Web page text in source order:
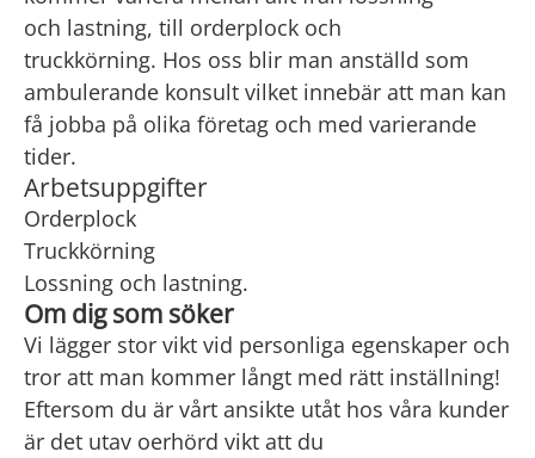
och lastning, till orderplock och
truckkörning. Hos oss blir man anställd som
ambulerande konsult vilket innebär att man kan
få jobba på olika företag och med varierande
tider.
Arbetsuppgifter
Orderplock
Truckkörning
Lossning och lastning.
Om dig som söker
Vi lägger stor vikt vid personliga egenskaper och
tror att man kommer långt med rätt inställning!
Eftersom du är vårt ansikte utåt hos våra kunder
är det utav oerhörd vikt att du